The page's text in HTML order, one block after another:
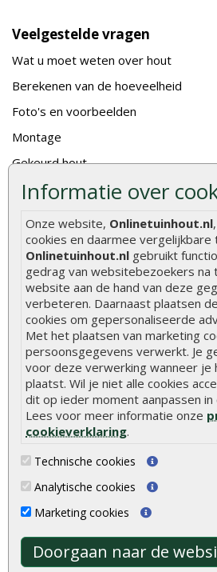
Informatie over
Onze website, Onlinetuinhout.nl
cookies en daarmee vergelijkbare
Onlinetuinhout.nl gebruikt
gedrag van websitebezoekers na
website aan de hand van deze
verbeteren. Daarnaast plaatsen
cookies om gepersonaliseerde
Met het plaatsen van marketing
persoonsgegevens verwerkt. Je
voor deze verwerking wanneer je
plaatst. Wil je niet alle cookies
dit op ieder moment aanpassen in
Lees voor meer informatie onze
cookieverklaring.
Technische cookies
Analytische cookies
Marketing cookies
Doorgaan naar de
Veelgestelde vragen
Wat u moet weten over hout
Berekenen van de hoeveelheid
Foto's en voorbeelden
Montage
Gekeurd hout
De fundering van een vlonder leggen
Hoe zelf een vlonder leggen
Hoe betonpaal plaatsen
Hoe schutting plaatsen
De 9 beste tuinschermen van
Stijlvolle houtsoorten voor in de tuin
Duurzame tuin
Welke palen voor een schapenhek
Alle populaire categorieën
Tuinhout
Schutting
Vlonderplanken
Tuinpalen
Tuinhekken
Tuindeuren
Douglas